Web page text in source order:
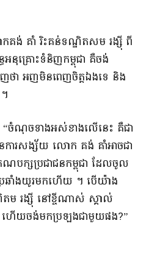
គង់ គាំ រិះគន់​ទណ្ឌិត​សម រង្ស៊ី ពី​
នុគ្រោះ​ទំនិញ​កម្ពុជា គឺ​ចង់​
ថា អញ​មិន​ពេញចិត្ត​ឯង​ទេ និង​
ចំណុច​ទាង​អស់​ខាងលើនេះ គឺជា​
រសង្ស័យ លោក គង់ គាំ​អាច​ជា​
ណបក្ស​ប្រជាជន​កម្ពុជា ដែល​ចូល​
ឆាំង​យូរ​មក​ហើយ ។ បើ​យ៉ាង​
ឌិត​ម រង្ស៊ី នៅ​ខ្ចី​ណាស់ ស្គាល់​
ហើយ​ចង់​មក​ប្រឡង​ជាមួយ​ផង​?”​